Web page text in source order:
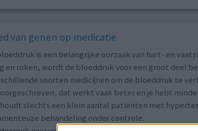
van genen op medicatie
is een belangrijke oorzaak van hart- en
en roken, wordt de bloeddruk voor een groot deel
soorten medicijnen om de bloeddruk te
dat werkt vaak beter en je hebt
houdt slechts een klein aantal patiënten met
behandeling onder controle.